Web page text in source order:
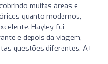
muitas áreas e
quanto modernos,
Hayley foi
e depois da viagem,
questões diferentes. A+